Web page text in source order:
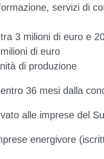
servizi di
3 milioni di euro e
di euro
di produzione
36 mesi dalla
alle imprese del
energivore